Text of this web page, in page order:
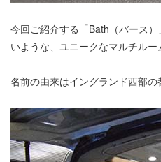
今回ご紹介する「Bath（バース
いような、ユニークなマルチルー
名前の由来はイングランド西部の